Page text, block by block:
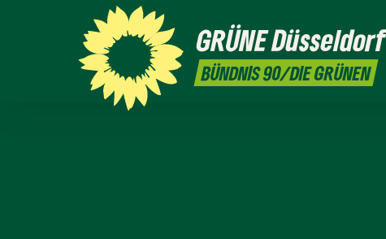
GRÜNEDüsseldorf
BÜNDNIS 90/DIE GRÜNEN